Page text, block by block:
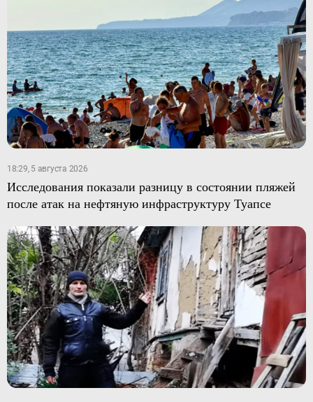
18:29, 5 августа 2026
Исследования показали разницу в состоянии пляжей
после атак на нефтяную инфраструктуру Туапсе